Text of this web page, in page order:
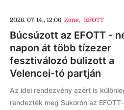
2026. 07. 14., 12:06 Zene, EFOTT
Búcsúzott az EFOTT -
napon át több tízezer
fesztiválozó bulizott a
Velencei-tó partján
Az idei rendezvény azért is
rendezték meg Sukorón az